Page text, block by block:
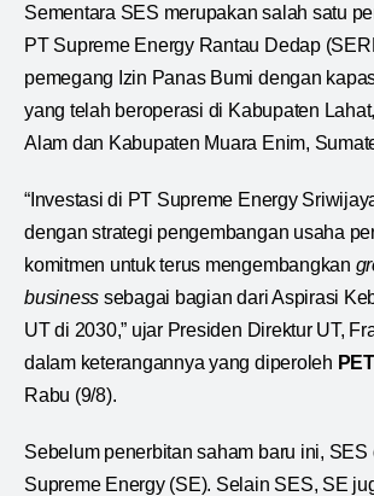
Sementara SES merupakan salah satu
PT Supreme Energy Rantau Dedap
pemegang Izin Panas Bumi dengan
yang telah beroperasi di Kabupaten
Alam dan Kabupaten Muara Enim,
“Investasi di PT Supreme Energy
dengan strategi pengembangan usaha
komitmen untuk terus mengembangkan
business sebagai bagian dari Aspirasi
UT di 2030,” ujar Presiden Direktur UT,
dalam keterangannya yang diperoleh
Rabu (9/8).
Sebelum penerbitan saham baru ini,
Supreme Energy (SE). Selain SES, SE